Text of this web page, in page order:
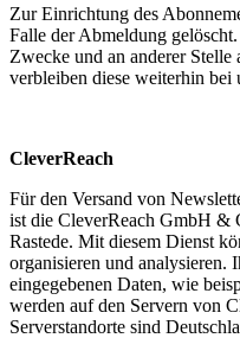
Zur Einrichtung des
Falle der Abmeldung
Zwecke und an anderer
verbleiben diese weiterhin bei
CleverReach
Für den Versand von
ist die CleverReach GmbH &
Rastede. Mit diesem Dienst
organisieren und analysieren.
eingegebenen Daten, wie
werden auf den Servern von
Serverstandorte sind